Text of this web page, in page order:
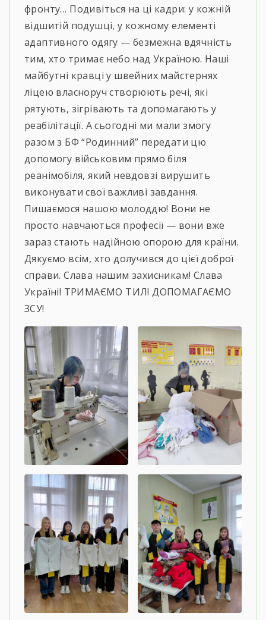
фронту… ​Подивіться на ці кадри: у кожній
відшитій подушці, у кожному елементі
адаптивного одягу — безмежна вдячність
тим, хто тримає небо над Україною.​ Наші
майбутні кравці у швейних майстернях
ліцею власноруч створюють речі, які
рятують, зігрівають та допомагають у
реабілітації. А сьогодні ми мали змогу
разом з БФ “Родинний” передати цю
допомогу військовим прямо біля
реанімобіля, який невдовзі вирушить
виконувати свої важливі завдання. ​
Пишаємося нашою молоддю! Вони не
просто навчаються професії — вони вже
зараз стають надійною опорою для країни.
Дякуємо всім, хто долучився до цієї доброї
справи. Слава нашим захисникам! Слава
Україні! ТРИМАЄМО ТИЛ! ДОПОМАГАЄМО
ЗСУ!